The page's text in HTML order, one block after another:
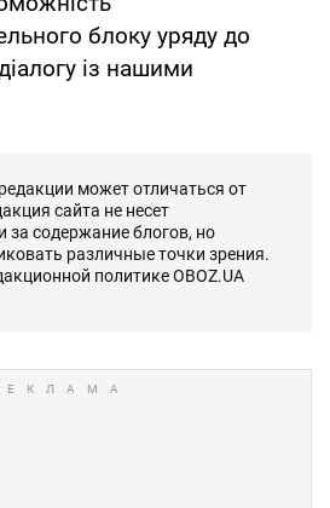
блоку уряду до
із нашими
может отличаться от
сайта не несет
за содержание блогов, но
различные точки зрения.
политике OBOZ.UA